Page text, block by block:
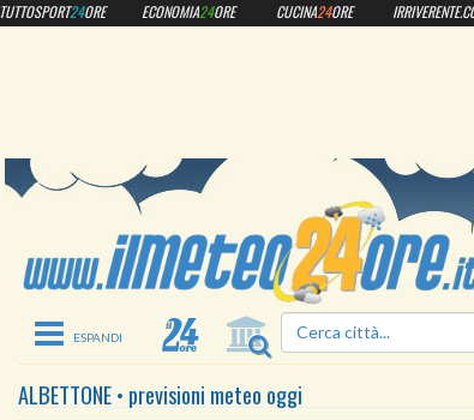
Toggle navigation
ALBETTONE• previsioni meteo oggi
TUTTOSPORT24ORE ECONOMIA24ORE CUCINA24ORE